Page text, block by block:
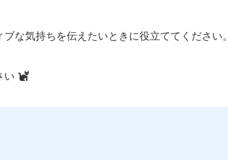
な気持ちを伝えたいときに役立ててください。
い